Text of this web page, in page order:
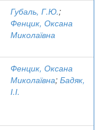
Губаль, Г.Ю.;
Фенцик, Оксана
Миколаївна
Фенцик, Оксана
Миколаївна; Бадяк,
І.І.